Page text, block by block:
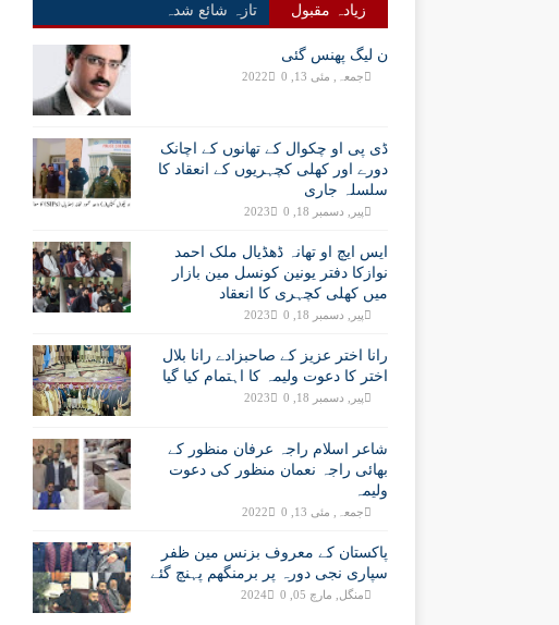
زیادہ مقبول تازہ شائع شدہ
ن لیگ پھنس گئی
جمعہ, مئی 13, 2022 0
ڈی پی او چکوال کے تھانوں کے اچانک
دورے اور کھلی کچہریوں کے انعقاد کا
سلسلہ جاری
پیر, دسمبر 18, 2023 0
ایس ایچ او تھانہ ڈھڈیال ملک احمد
نوازکا دفتر یونین کونسل مین بازار
میں کھلی کچہری کا انعقاد
پیر, دسمبر 18, 2023 0
رانا اختر عزیز کے صاحبزادے رانا بلال
اختر کا دعوت ولیمہ کا اہتمام کیا گیا
پیر, دسمبر 18, 2023 0
شاعر اسلام راجہ عرفان منظور کے
بھائی راجہ نعمان منظور کی دعوت
ولیمہ
جمعہ, مئی 13, 2022 0
پاکستان کے معروف بزنس مین ظفر
سپاری نجی دورہ پر برمنگھم پہنچ گئے
منگل, مارچ 05, 2024 0